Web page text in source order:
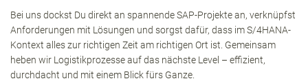
Bei uns dockst Du direkt an spannende SAP-Projekte an, verknüpfst
Anforderungen mit Lösungen und sorgst dafür, dass im S/4HANA-
Kontext alles zur richtigen Zeit am richtigen Ort ist. Gemeinsam
heben wir Logistikprozesse auf das nächste Level – effizient,
durchdacht und mit einem Blick fürs Ganze.